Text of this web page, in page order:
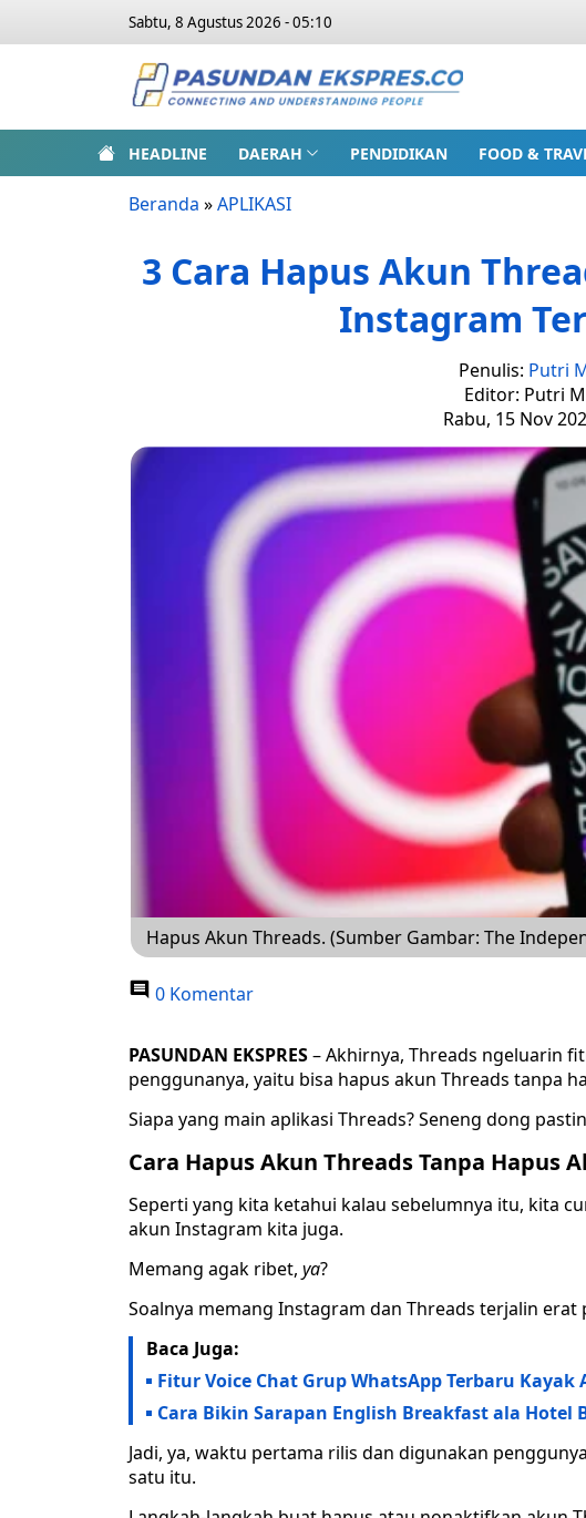
Sabtu, 8 Agustus 2026 - 05:10
HEADLINE DAERAH PENDIDIKAN FOOD &
Beranda »APLIKASI
3 Cara Hapus Akun
Instagram
Penulis: Putri
Editor: Putri
Rabu, 15 Nov
Hapus Akun Threads. (Sumber Gambar: The
0 Komentar
PASUNDAN EKSPRES– Akhirnya, Threads ngeluarin
penggunanya, yaitu bisa hapus akun Threads tanpa
Siapa yang main aplikasi Threads? Seneng dong
Cara Hapus Akun Threads Tanpa Hapus
Seperti yang kita ketahui kalau sebelumnya itu, kita
akun Instagram kita juga.
Memang agak ribet, ya?
Soalnya memang Instagram dan Threads terjalin
Baca Juga:
Fitur Voice Chat Grup WhatsApp Terbaru Kayak
Cara Bikin Sarapan English Breakfast ala Hotel
Jadi, ya, waktu pertama rilis dan digunakan
satu itu.